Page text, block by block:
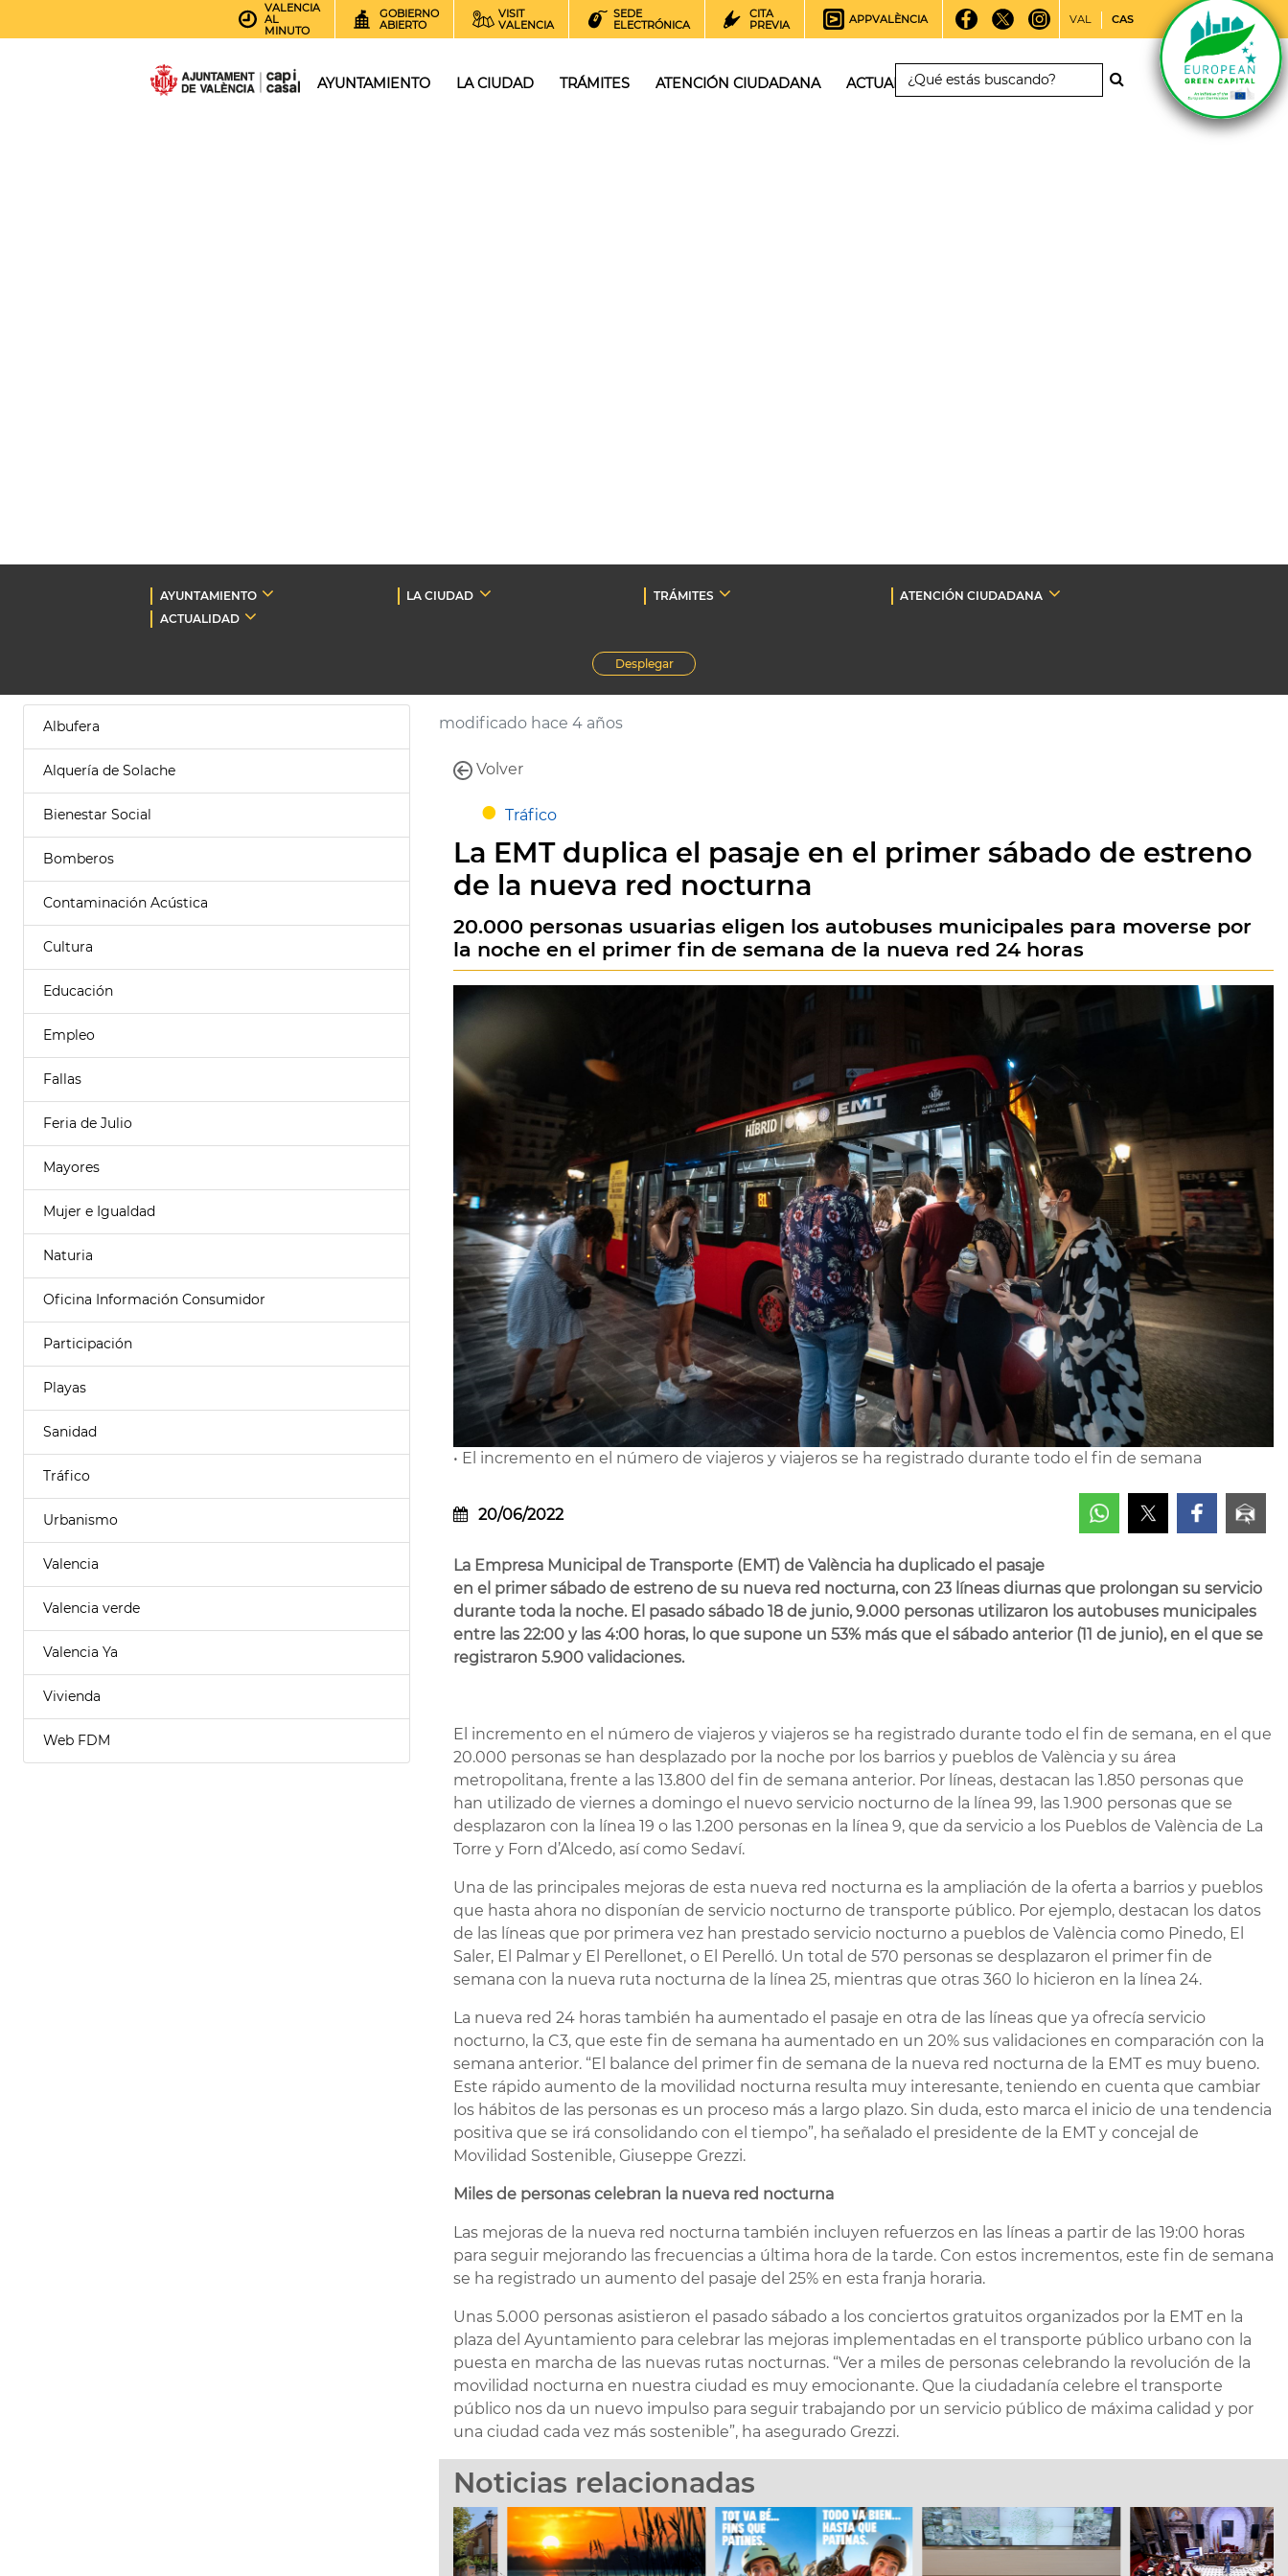
VALENCIA
AL
MINUTO
GOBIERNO
ABIERTO
VISIT
VALENCIA
SEDE
ELECTRÓNICA
CITA
PREVIA
APPVALÈNCIA VAL CAS
AYUNTAMIENTO LA CIUDAD TRÁMITES ATENCIÓN CIUDADANA ACTUALIDAD
AYUNTAMIENTO LA CIUDAD TRÁMITES
ATENCIÓN CIUDADANA
ACTUALIDAD
Desplegar
Albufera
Alquería de Solache
Bienestar Social
Bomberos
Contaminación Acústica
Cultura
Educación
Empleo
Fallas
Feria de Julio
Mayores
Mujer e Igualdad
Naturia
Oficina Información Consumidor
Participación
Playas
Sanidad
Tráfico
Urbanismo
Valencia
Valencia verde
Valencia Ya
Vivienda
Web FDM
modificado hace 4 años
Volver
Tráfico
La EMT duplica el pasaje en el primer sábado de estreno
de la nueva red nocturna
20.000 personas usuarias eligen los autobuses municipales para moverse por
la noche en el primer fin de semana de la nueva red 24 horas
• El incremento en el número de viajeros y viajeros se ha registrado durante todo el fin de semana
20/06/2022
La Empresa Municipal de Transporte (EMT) de València ha duplicado el pasaje
en el primer sábado de estreno de su nueva red nocturna, con 23 líneas diurnas que prolongan su servicio
durante toda la noche. El pasado sábado 18 de junio, 9.000 personas utilizaron los autobuses municipales
entre las 22:00 y las 4:00 horas, lo que supone un 53% más que el sábado anterior (11 de junio), en el que se
registraron 5.900 validaciones.
El incremento en el número de viajeros y viajeros se ha registrado durante todo el fin de semana, en el que
20.000 personas se han desplazado por la noche por los barrios y pueblos de València y su área
metropolitana, frente a las 13.800 del fin de semana anterior. Por líneas, destacan las 1.850 personas que
han utilizado de viernes a domingo el nuevo servicio nocturno de la línea 99, las 1.900 personas que se
desplazaron con la línea 19 o las 1.200 personas en la línea 9, que da servicio a los Pueblos de València de La
Torre y Forn d’Alcedo, así como Sedaví.
Una de las principales mejoras de esta nueva red nocturna es la ampliación de la oferta a barrios y pueblos
que hasta ahora no disponían de servicio nocturno de transporte público. Por ejemplo, destacan los datos
de las líneas que por primera vez han prestado servicio nocturno a pueblos de València como Pinedo, El
Saler, El Palmar y El Perellonet, o El Perelló. Un total de 570 personas se desplazaron el primer fin de
semana con la nueva ruta nocturna de la línea 25, mientras que otras 360 lo hicieron en la línea 24.
La nueva red 24 horas también ha aumentado el pasaje en otra de las líneas que ya ofrecía servicio
nocturno, la C3, que este fin de semana ha aumentado en un 20% sus validaciones en comparación con la
semana anterior. “El balance del primer fin de semana de la nueva red nocturna de la EMT es muy bueno.
Este rápido aumento de la movilidad nocturna resulta muy interesante, teniendo en cuenta que cambiar
los hábitos de las personas es un proceso más a largo plazo. Sin duda, esto marca el inicio de una tendencia
positiva que se irá consolidando con el tiempo”, ha señalado el presidente de la EMT y concejal de
Movilidad Sostenible, Giuseppe Grezzi.
Miles de personas celebran la nueva red nocturna
Las mejoras de la nueva red nocturna también incluyen refuerzos en las líneas a partir de las 19:00 horas
para seguir mejorando las frecuencias a última hora de la tarde. Con estos incrementos, este fin de semana
se ha registrado un aumento del pasaje del 25% en esta franja horaria.
Unas 5.000 personas asistieron el pasado sábado a los conciertos gratuitos organizados por la EMT en la
plaza del Ayuntamiento para celebrar las mejoras implementadas en el transporte público urbano con la
puesta en marcha de las nuevas rutas nocturnas. “Ver a miles de personas celebrando la revolución de la
movilidad nocturna en nuestra ciudad es muy emocionante. Que la ciudadanía celebre el transporte
público nos da un nuevo impulso para seguir trabajando por un servicio público de máxima calidad y por
una ciudad cada vez más sostenible”, ha asegurado Grezzi.
Noticias relacionadas